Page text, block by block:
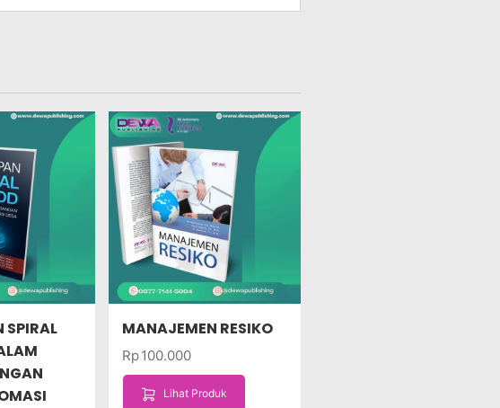
SPIRAL
MANAJEMEN RESIKO
Rp100.000
Lihat Produk